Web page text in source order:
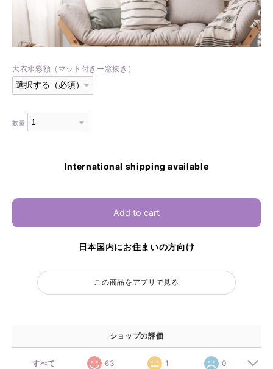
大衣水彩額（マット付きー窓抜き）
数量
International shipping available
Add to cart
日本国内にお住まいの方向け
この商品をアプリで見る
ショップの評価
すべて 63 1 0